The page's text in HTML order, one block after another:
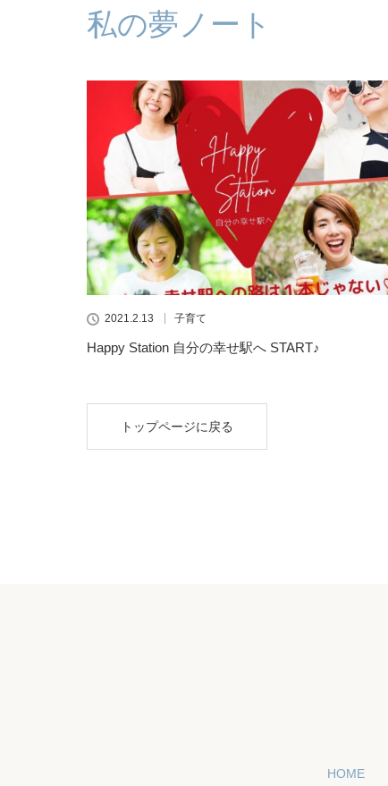
私の夢ノート
2021.2.13 子育て
Happy Station 自分の幸せ駅へ START♪
トップページに戻る
HOME